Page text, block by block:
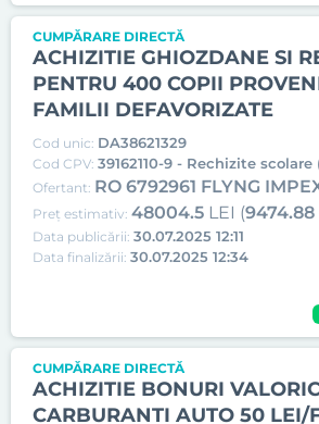
CUMPĂRARE DIRECTĂ
ACHIZITIE GHIOZDANE SI
PENTRU 400 COPII
FAMILII DEFAVORIZATE
Cod unic: DA38621329
Cod CPV: 39162110-9 - Rechizite scolare
Ofertant: RO 6792961 FLYNG
Preț estimativ: 48004.5 LEI (9474.88
Data publicării: 30.07.2025 12:11
Data finalizării: 30.07.2025 12:34
CUMPĂRARE DIRECTĂ
ACHIZITIE BONURI
CARBURANTI AUTO 50 LEI/